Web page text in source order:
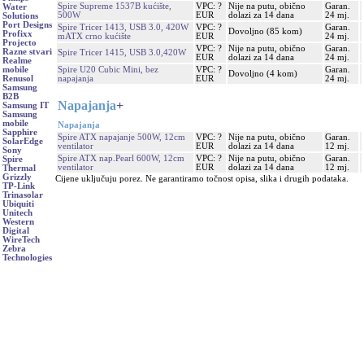
Water
Solutions
Port Designs
Profixx
Projecto
Razne stvari
Realme
mobile
Renusol
Samsung
B2B
Samsung IT
Samsung
mobile
Sapphire
SolarEdge
Sony
Spire
Thermal
Grizzly
TP-Link
Trinasolar
Ubiquiti
Unitech
Western
Digital
WireTech
Zebra
Technologies
Spire Supreme 1537B kućište,
500W
VPC: ?
EUR
Nije na putu, obično
dolazi za 14 dana
Garan.
24 mj.
Spire Tricer 1413, USB 3.0, 420W
mATX crno kućište
VPC: ?
EUR
Dovoljno (85 kom)
Garan.
24 mj.
Spire Tricer 1415, USB 3.0,420W
VPC: ?
EUR
Nije na putu, obično
dolazi za 14 dana
Garan.
24 mj.
Spire U20 Cubic Mini, bez
napajanja
VPC: ?
EUR
Dovoljno (4 kom)
Garan.
24 mj.
Napajanja+
Napajanja
Spire ATX napajanje 500W, 12cm
ventilator
VPC: ?
EUR
Nije na putu, obično
dolazi za 14 dana
Garan.
12 mj.
Spire ATX nap.Pearl 600W, 12cm
ventilator
VPC: ?
EUR
Nije na putu, obično
dolazi za 14 dana
Garan.
12 mj.
Cijene uključuju porez. Ne garantiramo točnost opisa, slika i drugih podataka.